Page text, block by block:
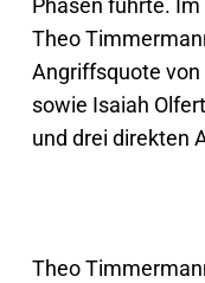
Phasen führte.
Theo
Angriffsquote von
sowie Isaiah
und drei direkten
Theo